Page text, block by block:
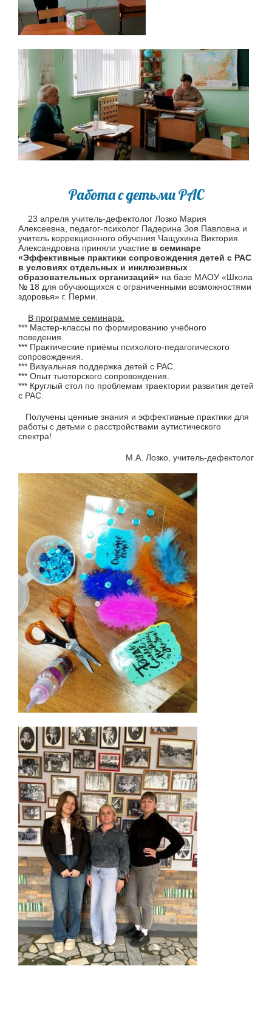
Работа с детьми РАС
23 апреля учитель-дефектолог Лозко Мария
Алексеевна, педагог-психолог Падерина Зоя Павловна и
учитель коррекционного обучения Чащухина Виктория
Александровна приняли участие в семинаре
«Эффективные практики сопровождения детей с РАС
в условиях отдельных и инклюзивных
образовательных организаций» на базе МАОУ «Школа
№ 18 для обучающихся с ограниченными возможностями
здоровья» г. Перми.
В программе семинара:
*** Мастер-классы по формированию учебного
поведения.
*** Практические приёмы психолого-педагогического
сопровождения.
*** Визуальная поддержка детей с РАС.
*** Опыт тьюторского сопровождения.
*** Круглый стол по проблемам траектории развития детей
с РАС.
Получены ценные знания и эффективные практики для
работы с детьми с расстройствами аутистического
спектра!
М.А. Лозко, учитель-дефектолог